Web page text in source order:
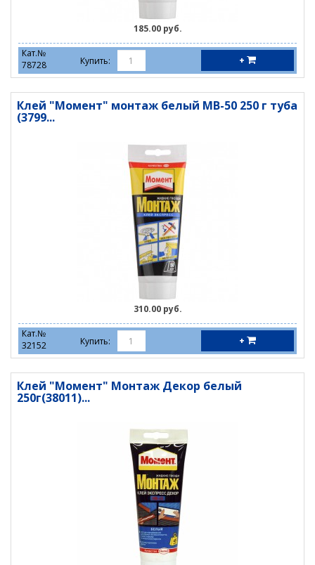
185.00 руб.
Кат.№
78728
Купить: +
Клей "Момент" монтаж белый МВ-50 250 г туба
(3799...
310.00 руб.
Кат.№
32152
Купить: +
Клей "Момент" Монтаж Декор белый
250г(38011)...